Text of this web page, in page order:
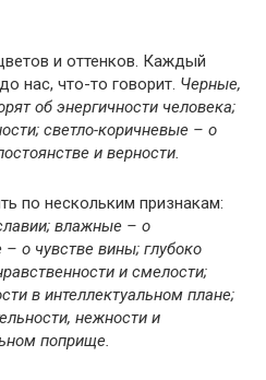
и оттенков. Каждый
нас, что-то говорит. Черные,
об энергичности человека;
светло-коричневые – о
и верности.
по нескольким признакам:
влажные – о
о чувстве вины; глубоко
и смелости;
в интеллектуальном плане;
нежности и
поприще.